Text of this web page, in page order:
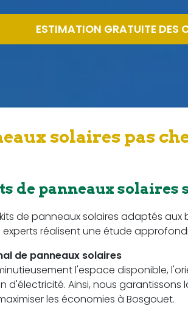
ESTIMATION GRATUITE DES
solaires pas
de panneaux solaires
de panneaux solaires adaptés
experts réalisent une étude
de panneaux solaires
l'espace disponible,
d'électricité. Ainsi, nous
les économies à Bosgouet.